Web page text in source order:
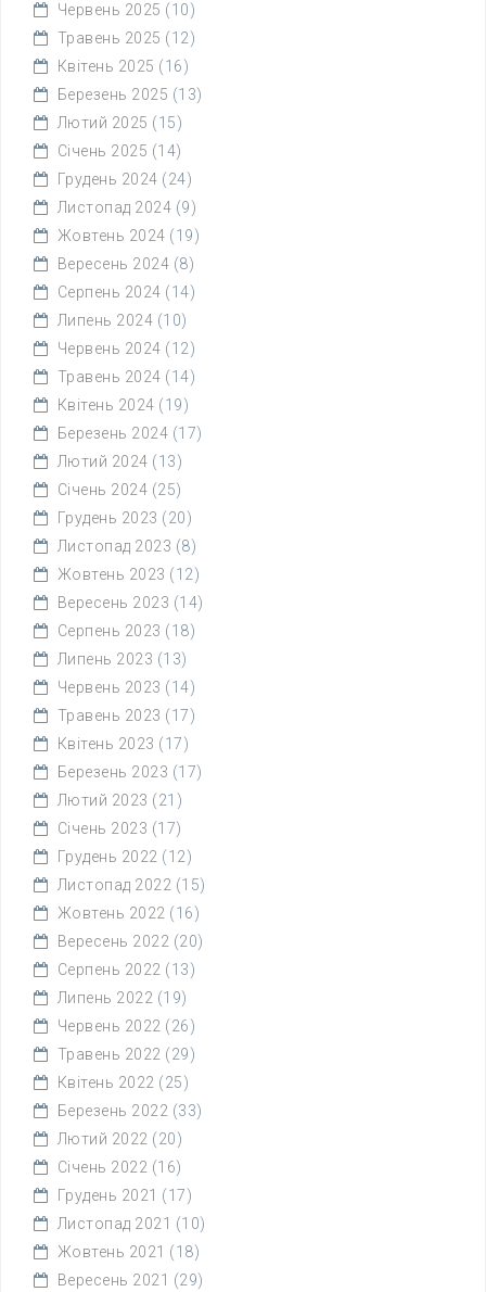
Червень 2025 (10)
Травень 2025 (12)
Квітень 2025 (16)
Березень 2025 (13)
Лютий 2025 (15)
Січень 2025 (14)
Грудень 2024 (24)
Листопад 2024 (9)
Жовтень 2024 (19)
Вересень 2024 (8)
Серпень 2024 (14)
Липень 2024 (10)
Червень 2024 (12)
Травень 2024 (14)
Квітень 2024 (19)
Березень 2024 (17)
Лютий 2024 (13)
Січень 2024 (25)
Грудень 2023 (20)
Листопад 2023 (8)
Жовтень 2023 (12)
Вересень 2023 (14)
Серпень 2023 (18)
Липень 2023 (13)
Червень 2023 (14)
Травень 2023 (17)
Квітень 2023 (17)
Березень 2023 (17)
Лютий 2023 (21)
Січень 2023 (17)
Грудень 2022 (12)
Листопад 2022 (15)
Жовтень 2022 (16)
Вересень 2022 (20)
Серпень 2022 (13)
Липень 2022 (19)
Червень 2022 (26)
Травень 2022 (29)
Квітень 2022 (25)
Березень 2022 (33)
Лютий 2022 (20)
Січень 2022 (16)
Грудень 2021 (17)
Листопад 2021 (10)
Жовтень 2021 (18)
Вересень 2021 (29)